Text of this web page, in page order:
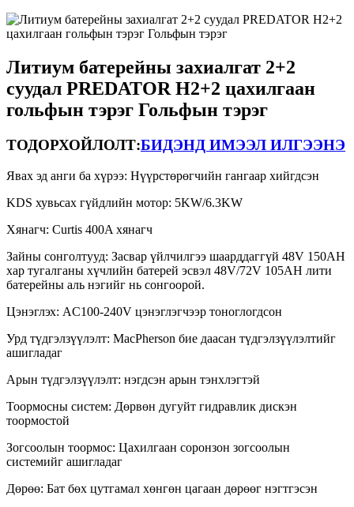
Литиум батерейны захиалгат 2+2
суудал PREDATOR H2+2 цахилгаан
гольфын тэрэг Гольфын тэрэг
ТОДОРХОЙЛОЛТ:БИДЭНД ИМЭЭЛ ИЛГЭЭНЭ
Явах эд анги ба хүрээ: Нүүрстөрөгчийн гангаар хийгдсэн
KDS хувьсах гүйдлийн мотор: 5KW/6.3KW
Хянагч: Curtis 400A хянагч
Зайны сонголтууд: Засвар үйлчилгээ шаарддаггүй 48V 150AH
хар тугалганы хүчлийн батерей эсвэл 48V/72V 105AH лити
батерейны аль нэгийг нь сонгоорой.
Цэнэглэх: AC100-240V цэнэглэгчээр тоноглогдсон
Урд түдгэлзүүлэлт: MacPherson бие даасан түдгэлзүүлэлтийг
ашигладаг
Арын түдгэлзүүлэлт: нэгдсэн арын тэнхлэгтэй
Тоормосны систем: Дөрвөн дугуйт гидравлик дискэн
тоормостой
Зогсоолын тоормос: Цахилгаан соронзон зогсоолын
системийг ашигладаг
Дөрөө: Бат бөх цутгамал хөнгөн цагаан дөрөөг нэгтгэсэн